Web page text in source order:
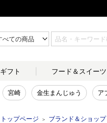
ギフト フード＆ スイーツ
宮崎 金生まんじゅう ア
トップページ ＞ ブランド＆ショップ